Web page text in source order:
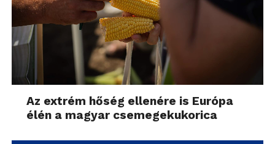
Az extrém hőség ellenére is Európa
élén a magyar csemegekukorica